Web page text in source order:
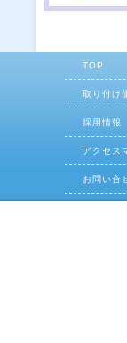
TOP
取り付け
採用情報
アクセス
お問い合